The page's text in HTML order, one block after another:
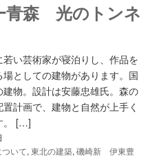
青森 光のトンネ
い芸術家が寝泊りし、作品を
としての建物があります。国
建物。設計は安藤忠雄氏。森の
計画で、建物と自然が上手く
。 […]
いて, 東北の建築, 磯崎新 伊東豊